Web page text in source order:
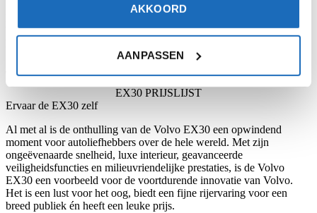
AKKOORD
AANPASSEN
Volvo EX30 ook onderscheidend ten opzichte van zijn voorgangers.
EX30 PRIJSLIJST
Ervaar de EX30 zelf
Al met al is de onthulling van de Volvo EX30 een opwindend
moment voor autoliefhebbers over de hele wereld. Met zijn
ongeëvenaarde snelheid, luxe interieur, geavanceerde
veiligheidsfuncties en milieuvriendelijke prestaties, is de Volvo
EX30 een voorbeeld voor de voortdurende innovatie van Volvo.
Het is een lust voor het oog, biedt een fijne rijervaring voor een
breed publiek én heeft een leuke prijs.